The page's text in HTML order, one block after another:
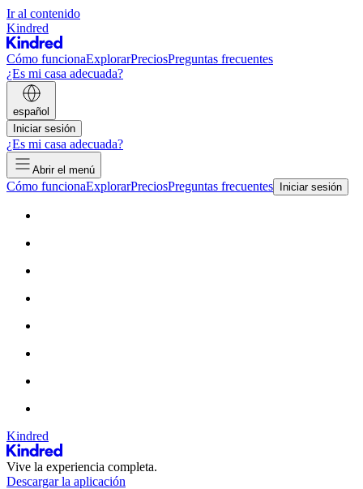
Ir al contenido
Kindred
Cómo funcionaExplorarPreciosPreguntas frecuentes
¿Es mi casa adecuada?
español
Iniciar sesión
¿Es mi casa adecuada?
Abrir el menú
Cómo funcionaExplorarPreciosPreguntas frecuentes Iniciar sesión
Kindred
Vive la experiencia completa.
Descargar la aplicación